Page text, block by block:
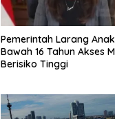
Pemerintah Larang
Bawah 16 Tahun Akses
Berisiko Tinggi